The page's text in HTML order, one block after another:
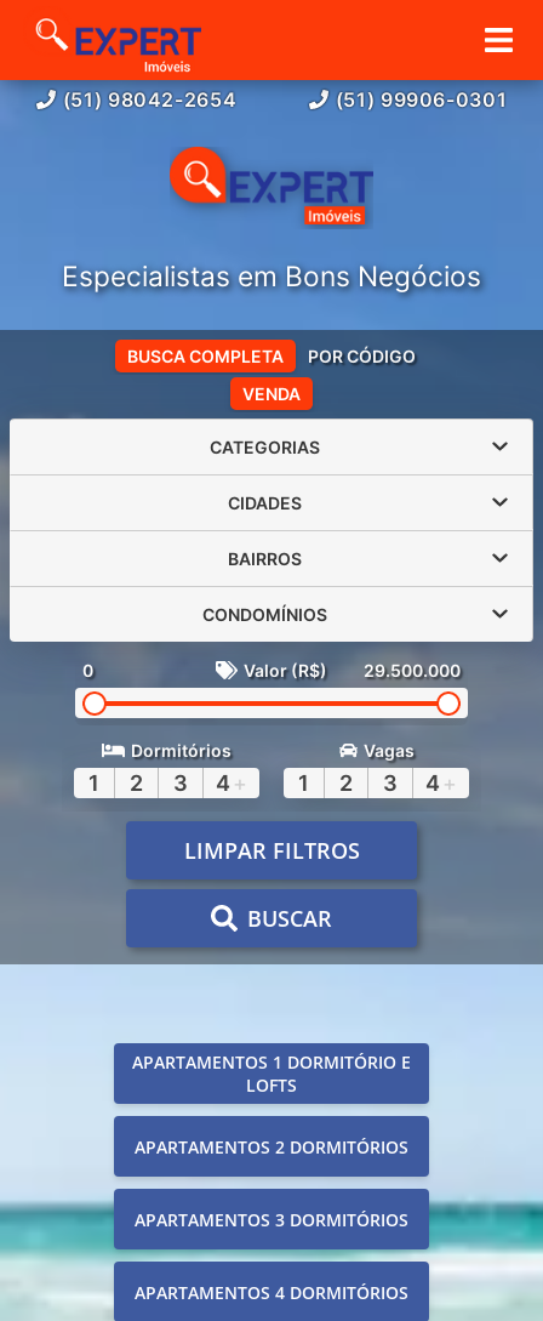
(51) 98042-2654 (51) 99906-0301
Especialistas em Bons Negócios
VENDA
BUSCA COMPLETA POR CÓDIGO
CATEGORIAS
CIDADES
BAIRROS
CONDOMÍNIOS
0 Valor (R$) 29.500.000
Dormitórios
1 2 3 4 +
Vagas
1 2 3 4 +
LIMPAR FILTROS
BUSCAR
APARTAMENTOS 1 DORMITÓRIO E
LOFTS
APARTAMENTOS 2 DORMITÓRIOS
APARTAMENTOS 3 DORMITÓRIOS
APARTAMENTOS 4 DORMITÓRIOS